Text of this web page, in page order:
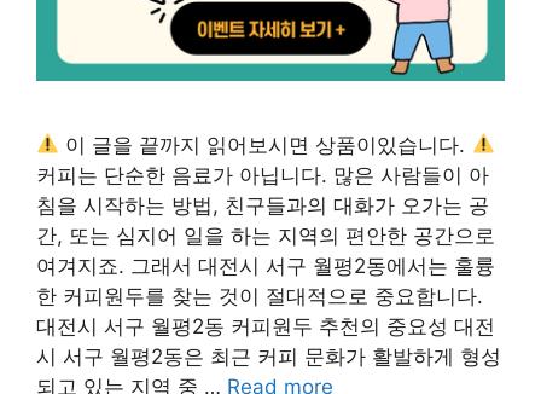
이 글을 끝까지 읽어보시면 상품이있습니다.
커피는 단순한 음료가 아닙니다. 많은 사람들이 아
침을 시작하는 방법, 친구들과의 대화가 오가는 공
간, 또는 심지어 일을 하는 지역의 편안한 공간으로
여겨지죠. 그래서 대전시 서구 월평2동에서는 훌륭
한 커피원두를 찾는 것이 절대적으로 중요합니다.
대전시 서구 월평2동 커피원두 추천의 중요성 대전
시 서구 월평2동은 최근 커피 문화가 활발하게 형성
되고 있는 지역 중 … Read more